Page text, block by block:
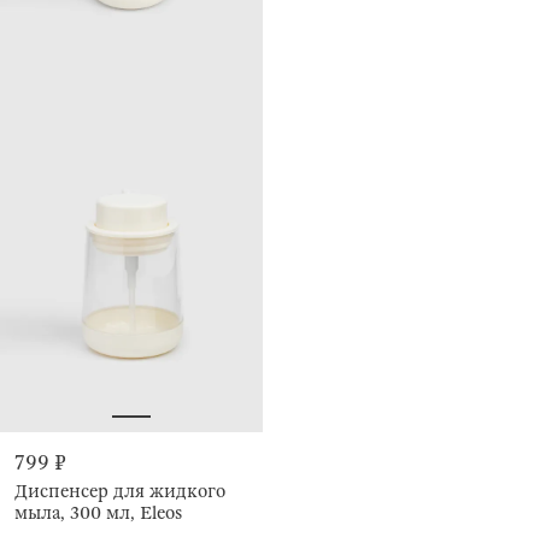
799 ₽
Диспенсер для жидкого
мыла, 300 мл, Eleos